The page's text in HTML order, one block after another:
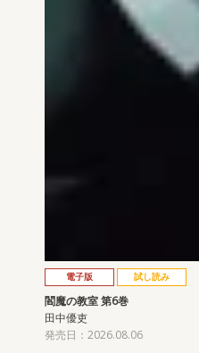
電子版 試し読み
閻魔の教室 第6巻
田中優吏
発売日：2026.08.06